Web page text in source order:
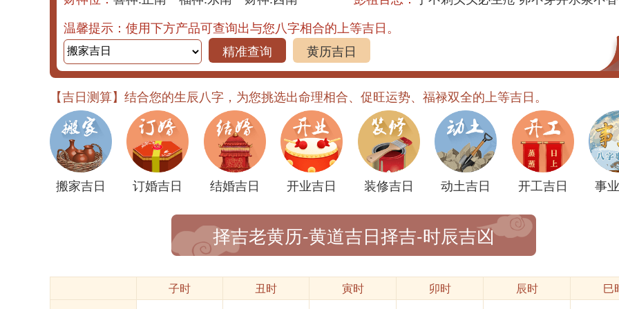
温馨提示：使用下方产品可查询出与您八字相合的上等吉日。
精准查询
黄历吉日
【吉日测算】结合您的生辰八字，为您挑选出命理相合、促旺运势、福禄双全的上等吉日。
搬家吉日 订婚吉日 结婚吉日 开业吉日 装修吉日 动土吉日 开工吉日 事
择吉老黄历-黄道吉日择吉-时辰吉凶
子时 丑时 寅时 卯时 辰时
巳